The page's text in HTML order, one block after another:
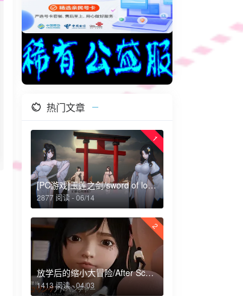
热门文章
1
[PC游戏]玉莲之剑/sword of lotus
2877 阅读 - 06/14
2
放学后的缩小大冒险/After School Shrinking Adventure
1413 阅读 - 04/03